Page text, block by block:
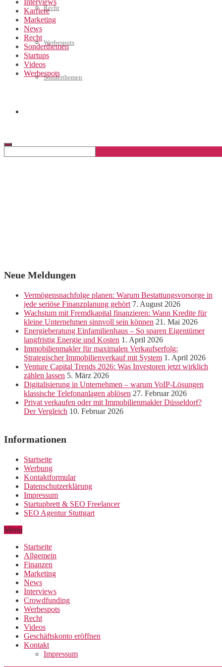
Recht
Werbespots
Sonderthemen
Interviews
Karriere
Marketing
News
Recht
Sonderthemen
Startups
Videos
Werbespots
Neue Meldungen
Vermögensnachfolge planen: Warum Bestattungsvorsorge in
jede seriöse Finanzplanung gehört 7. August 2026
Wachstum mit Fremdkapital finanzieren: Wann Kredite für
kleine Unternehmen sinnvoll sein können 21. Mai 2026
Energieberatung Einfamilienhaus – So sparen Eigentümer
langfristig Energie und Kosten 1. April 2026
Immobilienmakler für maximalen Verkaufserfolg:
Strategischer Immobilienverkauf mit System 1. April 2026
Venture Capital Trends 2026: Was Investoren jetzt wirklich
zählen lassen 5. März 2026
Digitalisierung in Unternehmen – warum VoIP-Lösungen
klassische Telefonanlagen ablösen 27. Februar 2026
Privat verkaufen oder mit Immobilienmakler Düsseldorf?
Der Vergleich 10. Februar 2026
Informationen
Startseite
Werbung
Kontaktformular
Datenschutzerklärung
Impressum
Startupbrett & SEO Freelancer
SEO Agentur Stuttgart
Menu
Startseite
Allgemein
Finanzen
Marketing
News
Interviews
Crowdfunding
Werbespots
Recht
Videos
Geschäftskonto eröffnen
Kontakt
Impressum